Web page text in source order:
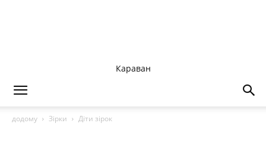
Караван
додому Зірки Діти зірок